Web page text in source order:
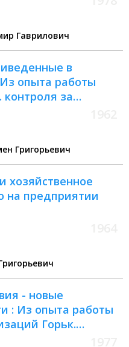
Гаврилович
в
опыта работы
контроля за
администраций
Григорьевич
хозяйственное
на предприятии
- новые
: Из опыта работы
Горьк.
условиях произв.